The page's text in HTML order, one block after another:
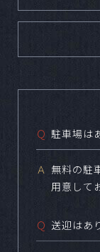
Ｑ 駐車場は
Ａ 無料の駐
用意して
Ｑ 送迎はあ